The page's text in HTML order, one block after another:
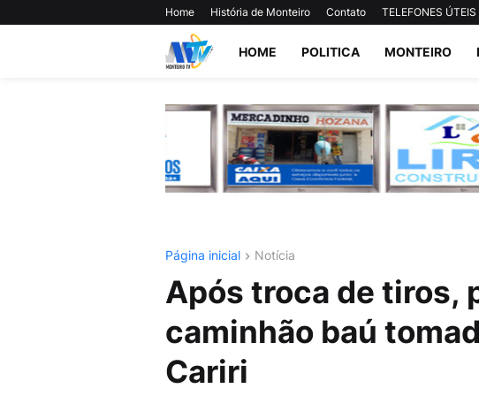
Home História de Monteiro Contato TELEFONES ÚTEIS
HOME POLITICA MONTEIRO
Página inicial Notícia
Após troca de tiros,
caminhão baú
Cariri